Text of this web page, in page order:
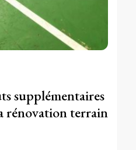
supplémentaires
rénovation terrain